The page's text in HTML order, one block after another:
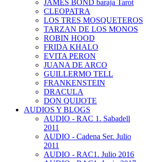
JAMES BOND baraja Tarot
CLEOPATRA
LOS TRES MOSQUETEROS
TARZAN DE LOS MONOS
ROBIN HOOD
FRIDA KHALO
EVITA PERON
JUANA DE ARCO
GUILLERMO TELL
FRANKENSTEIN
DRACULA
DON QUIJOTE
AUDIOS Y BLOGS
AUDIO - RAC 1. Sabadell
2011
AUDIO - Cadena Ser. Julio
2011
AUDIO - RAC1. Julio 2016